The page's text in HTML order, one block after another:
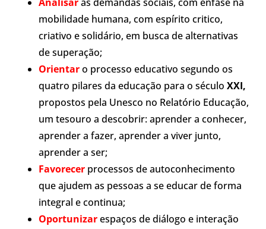
mobilidade humana, com espírito critico,
criativo e solidário, em busca de alternativas
desuperação;
Orientaro processo educativo segundo os
quatro pilares da educação para o século XXI,
propostos pela Unesco no Relatório Educação,
um tesouro a descobrir: aprender a conhecer,
aprender a fazer, aprender a viver junto,
aprender a ser;
Favorecer processos de autoconhecimento
que ajudem as pessoas a se educar de forma
integral e continua;
Oportunizarespaços de diálogo e interação